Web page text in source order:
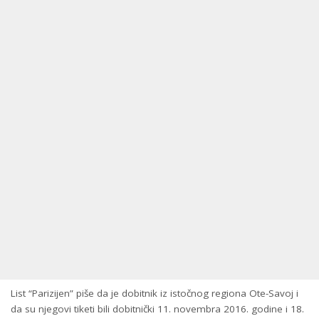
List “Parizijen” piše da je dobitnik iz istočnog regiona Ote-Savoj i
da su njegovi tiketi bili dobitnički 11. novembra 2016. godine i 18.